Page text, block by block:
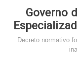
Governo
Decreto normativo